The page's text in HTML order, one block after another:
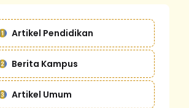
Artikel Pendidikan
Berita Kampus
Artikel Umum